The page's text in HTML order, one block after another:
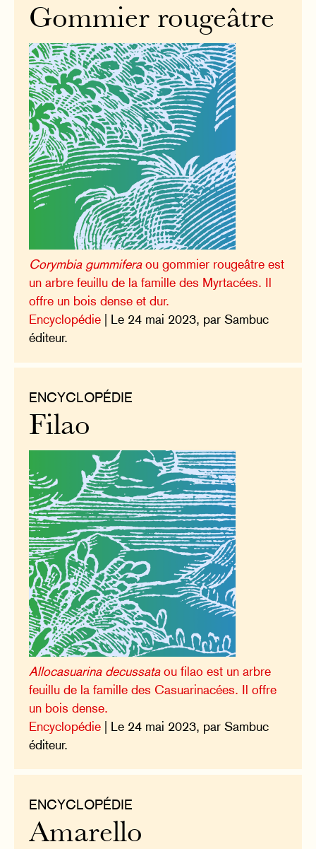
Gommier rougeâtre
Corymbia gummiferaou gommier rougeâtre est
un arbre feuillu de la famille des Myrtacées. Il
offre un bois dense et dur.
Encyclopédie | Le 24 mai 2023, par Sambuc
éditeur.
ENCYCLOPÉDIE
Filao
Allocasuarina decussataou filao est un arbre
feuillu de la famille des Casuarinacées. Il offre
un bois dense.
Encyclopédie | Le 24 mai 2023, par Sambuc
éditeur.
ENCYCLOPÉDIE
Amarello